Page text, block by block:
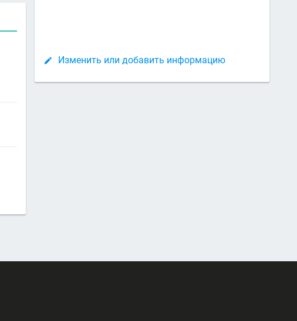
 Изменить или добавить информацию